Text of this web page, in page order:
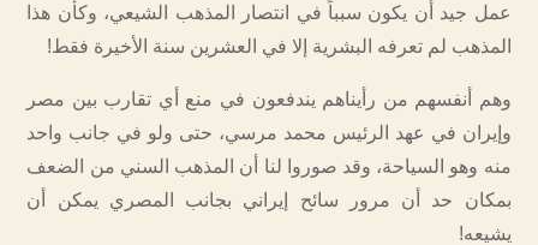
عمل جيد أن يكون سبباً في انتصار المذهب الشيعي، وكأن هذا
المذهب لم تعرفه البشرية إلا في العشرين سنة الأخيرة فقط!
وهم أنفسهم من رأيناهم يندفعون في منع أي تقارب بين مصر
وإيران في عهد الرئيس محمد مرسي، حتى ولو في جانب واحد
منه وهو السياحة، وقد صوروا لنا أن المذهب السني من الضعف
بمكان حد أن مرور سائح إيراني بجانب المصري يمكن أن
يشيعه!